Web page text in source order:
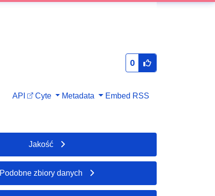
0
API Cyte Metadata Embed RSS
Jakość
Podobne zbiory danych